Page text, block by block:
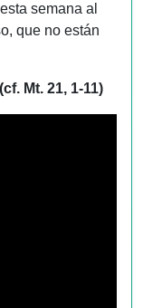
semana al
que no están
Mt. 21, 1-11)